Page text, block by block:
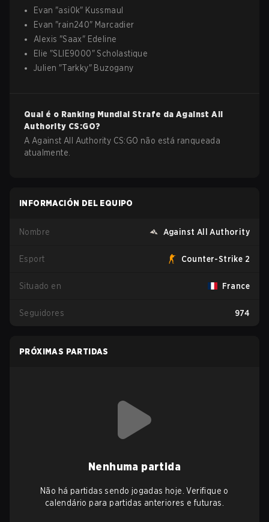
Evan "asi0k" Kussmaul
Evan "rain240" Marcadier
Alexis "Saax" Edeline
Elie "SLIE9000"Scholastique
Julien "Tarkky" Buzogany
Qual é o Ranking Mundial Strafe da Against All
Authority CS:GO?
A Against All Authority CS:GO não está ranqueada
atualmente.
INFORMACIÓN DEL EQUIPO
Nombre Against All Authority
Esport Counter-Strike 2
Situado en France
Seguidores 974
PRÓXIMAS PARTIDAS
Nenhuma partida
Não há partidas sendo jogadas hoje. Verifique o
calendário para partidas anteriores e futuras.